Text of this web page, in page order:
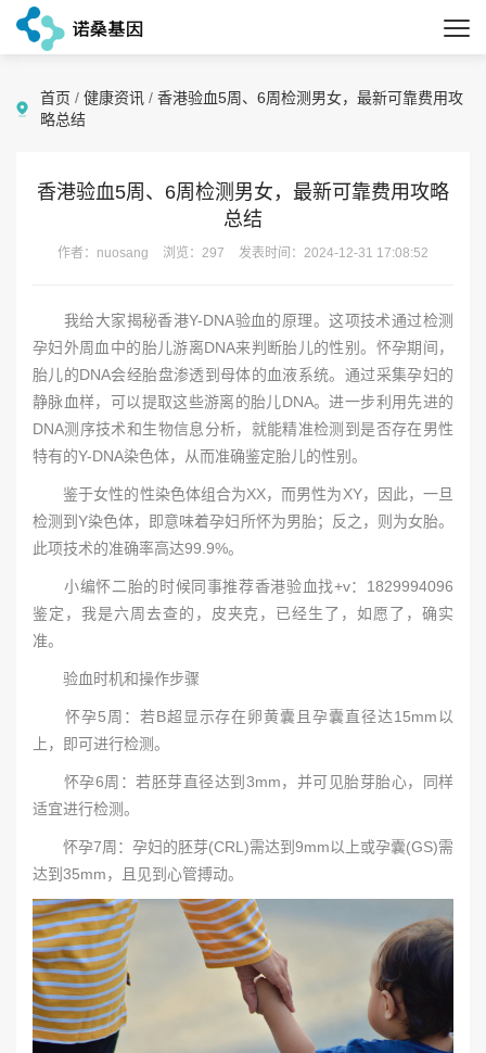
首页 / 健康资讯 / 香港验血5周、6周检测男女，最新可靠费用攻
略总结
香港验血5周、6周检测男女，最新可靠费用攻略
总结
作者：nuosang 浏览：297 发表时间：2024-12-31 17:08:52
我给大家揭秘香港Y-DNA验血的原理。这项技术通过检测
孕妇外周血中的胎儿游离DNA来判断胎儿的性别。怀孕期间，
胎儿的DNA会经胎盘渗透到母体的血液系统。通过采集孕妇的
静脉血样，可以提取这些游离的胎儿DNA。进一步利用先进的
DNA测序技术和生物信息分析，就能精准检测到是否存在男性
特有的Y-DNA染色体，从而准确鉴定胎儿的性别。
鉴于女性的性染色体组合为XX，而男性为XY，因此，一旦
检测到Y染色体，即意味着孕妇所怀为男胎；反之，则为女胎。
此项技术的准确率高达99.9%。
小编怀二胎的时候同事推荐香港验血找+v：1829994096
鉴定，我是六周去查的，皮夹克，已经生了，如愿了，确实
准。
验血时机和操作步骤
怀孕5周：若B超显示存在卵黄囊且孕囊直径达15mm以
上，即可进行检测。
怀孕6周：若胚芽直径达到3mm，并可见胎芽胎心，同样
适宜进行检测。
怀孕7周：孕妇的胚芽(CRL)需达到9mm以上或孕囊(GS)需
达到35mm，且见到心管搏动。